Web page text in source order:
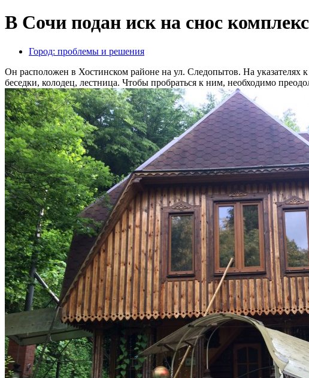
В Сочи подан иск на снос
Город: проблемы и решения
Он расположен в Хостинском районе на ул. Следопытов. На
беседки, колодец, лестница. Чтобы пробраться к ним, необходимо